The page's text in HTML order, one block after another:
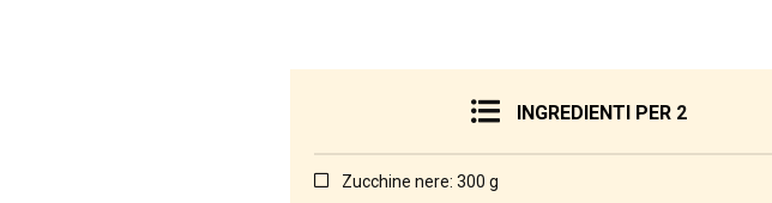
INGREDIENTI PER 2
Zucchine nere: 300 g